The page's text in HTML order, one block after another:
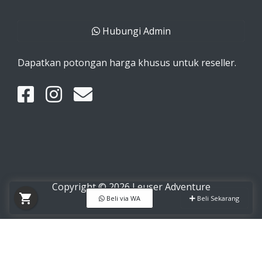
shopping_cart Beli via WA Beli Sekarang
Hubungi Admin
Dapatkan potongan harga khusus untuk reseller.
Copyright © 2026 Leuser Adventure